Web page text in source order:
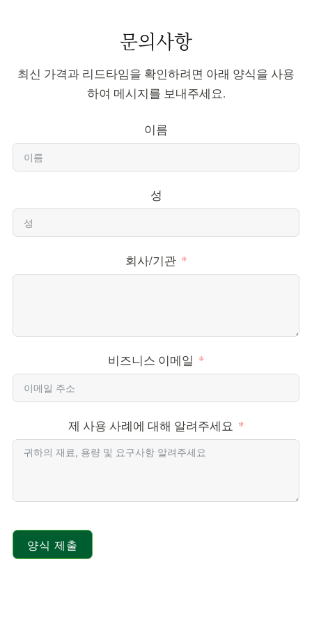
문의사항
최신 가격과 리드타임을 확인하려면 아래 양식을 사용
하여 메시지를 보내주세요.
이름
성
회사/기관
비즈니스 이메일
제 사용 사례에 대해 알려주세요
양식 제출